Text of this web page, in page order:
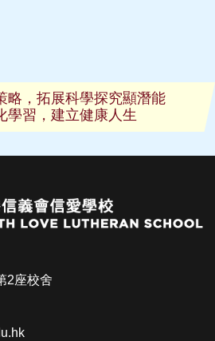
略，拓展科學探究顯潛能
學習，建立健康人生
2座校舍